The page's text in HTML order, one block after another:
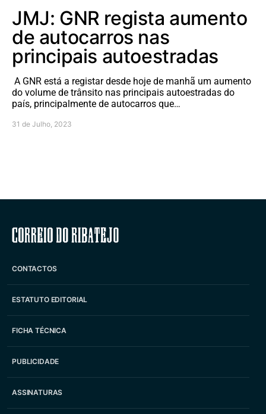
JMJ: GNR regista aumento
de autocarros nas
principais autoestradas
A GNR está a registar desde hoje de manhã um aumento
do volume de trânsito nas principais autoestradas do
país, principalmente de autocarros que…
31 de Julho, 2023
Correio do Ribatejo
CONTACTOS
ESTATUTO EDITORIAL
FICHA TÉCNICA
PUBLICIDADE
ASSINATURAS